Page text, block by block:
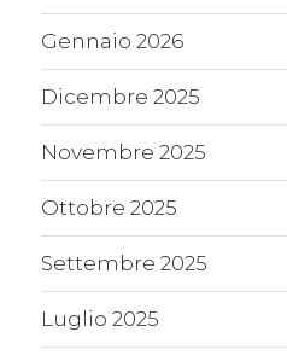
Gennaio 2026
Dicembre 2025
Novembre 2025
Ottobre 2025
Settembre 2025
Luglio 2025